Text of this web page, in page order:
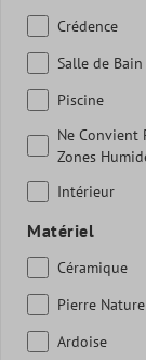
Crédence
Salle de Bain
Piscine
Ne Convient
Zones
Intérieur
Matériel
Céramique
Pierre
Ardoise